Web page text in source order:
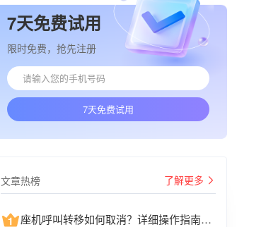
7天免费试用
限时免费，抢先注册
7天免费试用
文章热榜 了解更多
座机呼叫转移如何取消？详细操作指南介绍